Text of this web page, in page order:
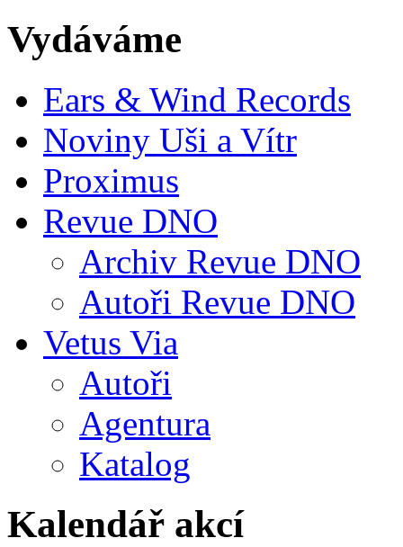
Vydáváme
Ears & Wind Records
Noviny Uši a Vítr
Proximus
Revue DNO
Archiv Revue DNO
Autoři Revue DNO
Vetus Via
Autoři
Agentura
Katalog
Kalendář akcí